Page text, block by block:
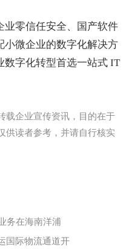
业零信任安全、国产软件
小微企业的数字化解决方
数字化转型首选一站式 IT
载企业宣传资讯，目的在于
供读者参考，并请自行核实
务在海南洋浦
国际物流通道开